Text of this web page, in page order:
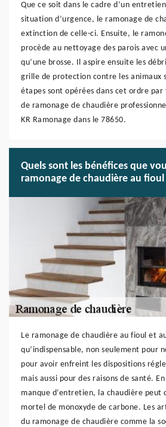
Que ce soit dans le cadre d’un
situation d’urgence, le ramonage de
extinction de celle-ci. Ensuite, le
procède au nettoyage des parois avec
qu’une brosse. Il aspire ensuite les
grille de protection contre les animaux
étapes sont opérées dans cet ordre
de ramonage de chaudière
KR Ramonage dans le 78650.
Quels sont les bénéfices que
ramonage de chaudière au fioul
Le ramonage de chaudière au fioul et
qu’indispensable, non seulement pour
pour avoir enfreint les dispositions
mais aussi pour des raisons de santé.
manque d’entretien, la chaudière peut
mortel de monoxyde de carbone. Les
du ramonage de chaudière comme la